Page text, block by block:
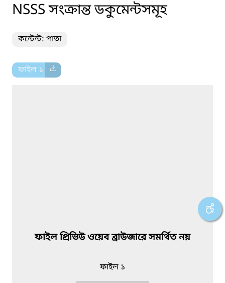
NSSS সংক্রান্ত ডকুমেন্টসমূহ
কন্টেন্ট: পাতা
ফাইল ১
ফাইল প্রিভিউ ওয়েব ব্রাউজারে সমর্থিত নয়
ফাইল ১